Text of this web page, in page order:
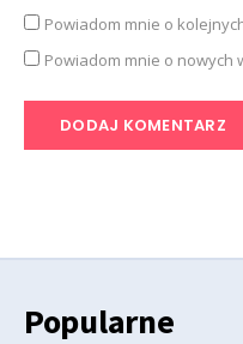
Powiadom mnie o
Powiadom mnie o nowych
Popularne